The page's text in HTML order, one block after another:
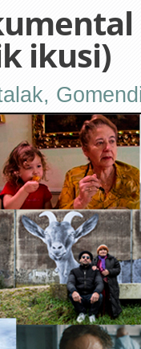
ikusi)
,